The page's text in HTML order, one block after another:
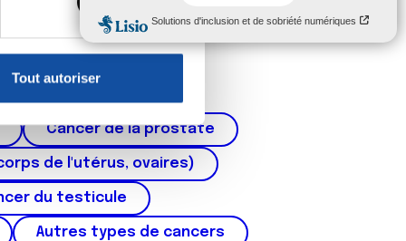
reportez-vous à lasection «
sur les cookies.
informations que
Tout autoriser
Cancer de la prostate
de l'utérus, ovaires)
du testicule
Autres types de cancers